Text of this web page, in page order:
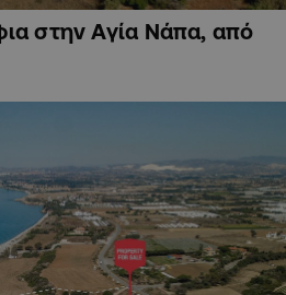
στην Αγία Νάπα, από